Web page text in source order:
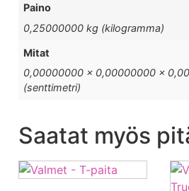
Paino
0,25000000 kg (kilogramma)
Mitat
0,00000000 × 0,00000000 ×
(senttimetri)
Saatat myös